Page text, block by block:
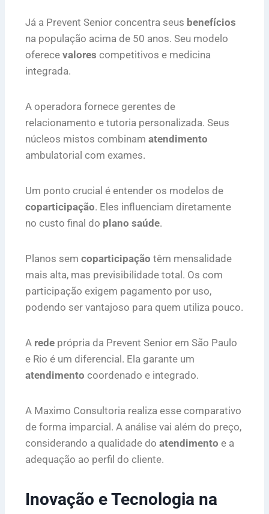
Já a Prevent Senior concentra seus benefícios
na população acima de 50 anos. Seu modelo
oferece valores competitivos e medicina
integrada.
A operadora fornece gerentes de
relacionamento e tutoria personalizada. Seus
núcleos mistos combinam atendimento
ambulatorial com exames.
Um ponto crucial é entender os modelos de
coparticipação. Eles influenciam diretamente
no custo final do plano saúde.
Planos sem coparticipação têm mensalidade
mais alta, mas previsibilidade total. Os com
participação exigem pagamento por uso,
podendo ser vantajoso para quem utiliza pouco.
A rede própria da Prevent Senior em São Paulo
e Rio é um diferencial. Ela garante um
atendimento coordenado e integrado.
A Maximo Consultoria realiza esse comparativo
de forma imparcial. A análise vai além do preço,
considerando a qualidade do atendimento e a
adequação ao perfil do cliente.
Inovação e Tecnologia na